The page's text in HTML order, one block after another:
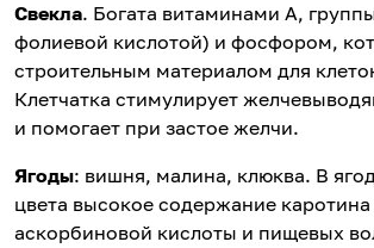
Свекла. Богата витаминами А,
фолиевой кислотой) и фосфором,
строительным материалом для
Клетчатка стимулирует
и помогает при застое желчи.
Ягоды: вишня, малина, клюква. В
цвета высокое содержание
аскорбиновой кислоты и пищевых